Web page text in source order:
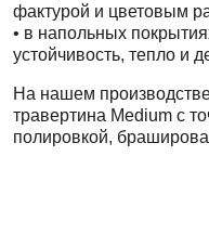
фактурой и цветовым
• в напольных
устойчивость, тепло и
На нашем
травертина Medium с
полировкой,